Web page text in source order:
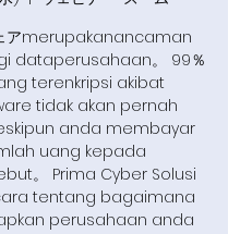
アmerupakanancaman
dataperusahaan。 99％
terenkripsi akibat
tidak akan pernah
anda membayar
uang kepada
。 Prima Cyber Solusi
tentang bagaimana
perusahaan anda